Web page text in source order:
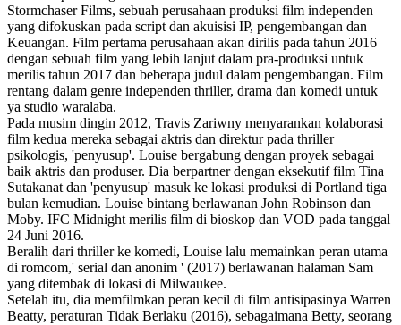
Stormchaser Films, sebuah perusahaan produksi film independen
yang difokuskan pada script dan akuisisi IP, pengembangan dan
Keuangan. Film pertama perusahaan akan dirilis pada tahun 2016
dengan sebuah film yang lebih lanjut dalam pra-produksi untuk
merilis tahun 2017 dan beberapa judul dalam pengembangan. Film
rentang dalam genre independen thriller, drama dan komedi untuk
ya studio waralaba.
Pada musim dingin 2012, Travis Zariwny menyarankan kolaborasi
film kedua mereka sebagai aktris dan direktur pada thriller
psikologis, 'penyusup'. Louise bergabung dengan proyek sebagai
baik aktris dan produser. Dia berpartner dengan eksekutif film Tina
Sutakanat dan 'penyusup' masuk ke lokasi produksi di Portland tiga
bulan kemudian. Louise bintang berlawanan John Robinson dan
Moby. IFC Midnight merilis film di bioskop dan VOD pada tanggal
24 Juni 2016.
Beralih dari thriller ke komedi, Louise lalu memainkan peran utama
di romcom,' serial dan anonim ' (2017) berlawanan halaman Sam
yang ditembak di lokasi di Milwaukee.
Setelah itu, dia memfilmkan peran kecil di film antisipasinya Warren
Beatty, peraturan Tidak Berlaku (2016), sebagaimana Betty, seorang